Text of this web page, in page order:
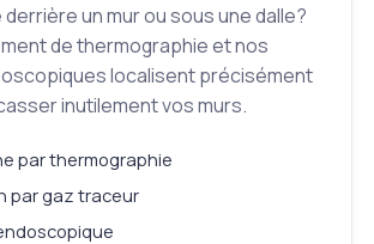
derrière un mur ou sous une dalle?
de thermographie et nos
localisent précisément
inutilement vos murs.
par thermographie
par gaz traceur